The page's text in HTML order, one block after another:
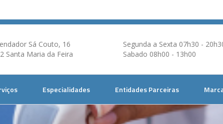
Sá Couto, 16
Santa Maria da Feira
Segunda a Sexta 07h30 -
Sabado 08h00 - 13h00
Especialidades Entidades Parceiras